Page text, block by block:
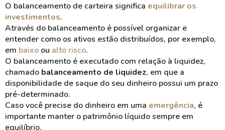
O balanceamento de carteira significa equilibrar os
investimentos.
Através do balanceamento é possível organizar e
entender como os ativos estão distribuídos, por exemplo,
em baixo ou alto risco.
O balanceamento é executado com relação à liquidez,
chamado balanceamento de liquidez, em que a
disponibilidade de saque do seu dinheiro possui um prazo
pré-determinado.
Caso você precise do dinheiro em uma emergência, é
importante manter o patrimônio líquido sempre em
equilíbrio.